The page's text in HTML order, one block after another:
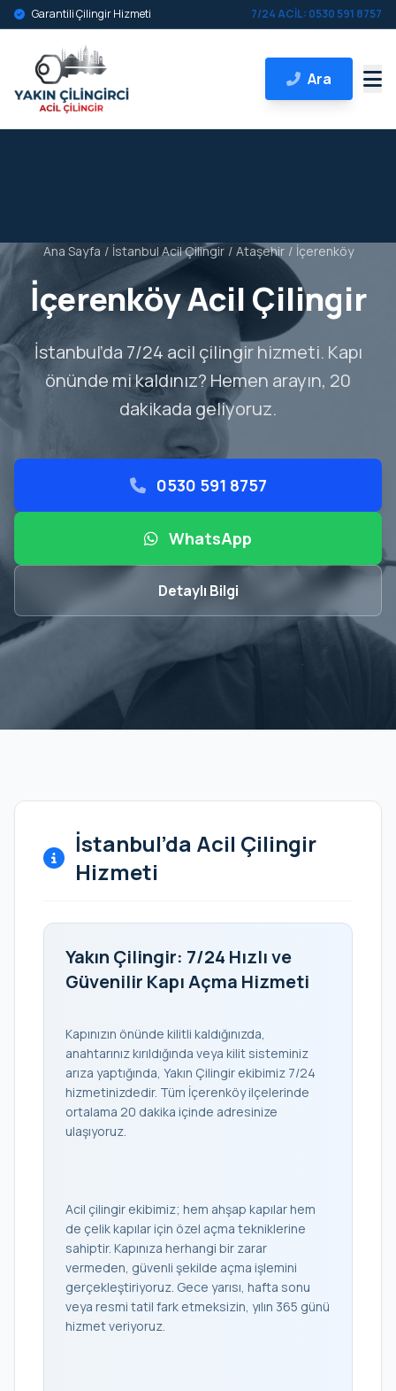
Garantili Çilingir Hizmeti 7/24 ACİL: 0530 591 8757
Ara
Ana Sayfa / İstanbul Acil Çilingir / Ataşehir / İçerenköy
İçerenköy Acil Çilingir
İstanbul’da 7/24 acil çilingir hizmeti. Kapı
önünde mi kaldınız? Hemen arayın, 20
dakikada geliyoruz.
0530 591 8757
WhatsApp
Detaylı Bilgi
İstanbul’da Acil Çilingir
Hizmeti
Yakın Çilingir: 7/24 Hızlı ve
Güvenilir Kapı Açma Hizmeti
Kapınızın önünde kilitli kaldığınızda,
anahtarınız kırıldığında veya kilit sisteminiz
arıza yaptığında, Yakın Çilingir ekibimiz 7/24
hizmetinizdedir. Tüm İçerenköy ilçelerinde
ortalama 20 dakika içinde adresinize
ulaşıyoruz.
Acil çilingir ekibimiz; hem ahşap kapılar hem
de çelik kapılar için özel açma tekniklerine
sahiptir. Kapınıza herhangi bir zarar
vermeden, güvenli şekilde açma işlemini
gerçekleştiriyoruz. Gece yarısı, hafta sonu
veya resmi tatil fark etmeksizin, yılın 365 günü
hizmet veriyoruz.